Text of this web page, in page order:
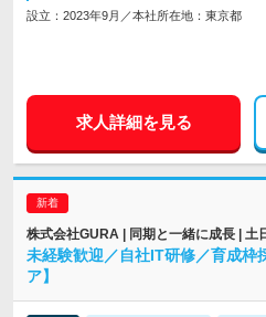
設立：2023年9月／本社所在地：東京都
求人詳細を見る
株式会社GURA | 同期と一緒に成長 | 土
未経験歓迎／自社IT研修／育成枠
ア】